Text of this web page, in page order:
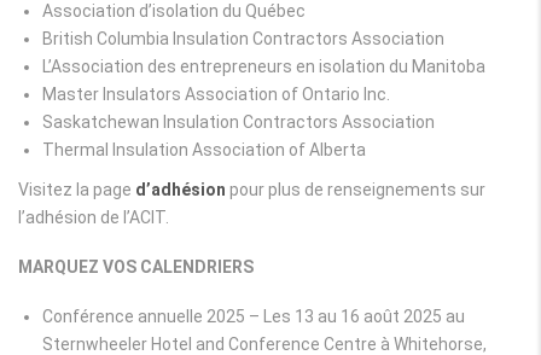
Association d’isolation du Québec
British Columbia Insulation Contractors Association
L’Association des entrepreneurs en isolation du Manitoba
Master Insulators Association of Ontario Inc.
Saskatchewan Insulation Contractors Association
Thermal Insulation Association of Alberta
Visitez la page d’adhésion pour plus de renseignements sur
l’adhésion de l’ACIT.
MARQUEZ VOS CALENDRIERS
Conférence annuelle 2025 –
Les 13 au 16 août 2025 au
Sternwheeler Hotel and Conference Centre à Whitehorse,